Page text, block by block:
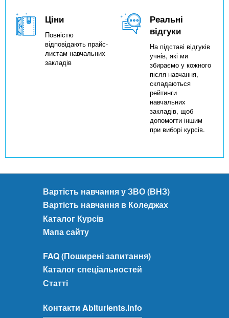
Ціни
Повністю
відповідають прайс-
листам навчальних
закладів
Реальні
відгуки
На підставі відгуків
учнів, які ми
збираємо у кожного
після навчання,
складаються
рейтинги
навчальних
закладів, щоб
допомогти іншим
при виборі курсів.
Вартість навчання у ЗВО (ВНЗ)
Вартість навчання в Коледжах
Каталог Курсів
Мапа сайту
FAQ (Поширені запитання)
Каталог спеціальностей
Статті
Контакти Abiturients.info